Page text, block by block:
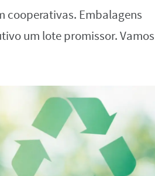
cooperativas. Embalagens
um lote promissor. Vamos